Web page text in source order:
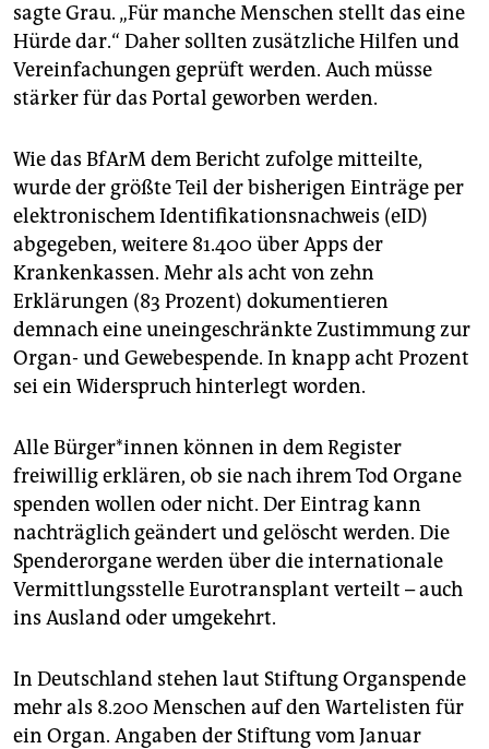
sagte Grau. „Für manche Menschen stellt das eine
Hürde dar.“ Daher sollten zusätzliche Hilfen und
Vereinfachungen geprüft werden. Auch müsse
stärker für das Portal geworben werden.
Wie das BfArM dem Bericht zufolge mitteilte,
wurde der größte Teil der bisherigen Einträge per
elektronischem Identifikationsnachweis (eID)
abgegeben, weitere 81.400 über Apps der
Krankenkassen. Mehr als acht von zehn
Erklärungen (83 Prozent) dokumentieren
demnach eine uneingeschränkte Zustimmung zur
Organ- und Gewebespende. In knapp acht Prozent
sei ein Widerspruch hinterlegt worden.
Alle Bür­ge­r*in­nen können in dem Register
freiwillig erklären, ob sie nach ihrem Tod Organe
spenden wollen oder nicht. Der Eintrag kann
nachträglich geändert und gelöscht werden. Die
Spenderorgane werden über die internationale
Vermittlungsstelle Eurotransplant verteilt – auch
ins Ausland oder umgekehrt.
In Deutschland stehen laut Stiftung Organspende
mehr als 8.200 Menschen auf den Wartelisten für
ein Organ. Angaben der Stiftung vom Januar